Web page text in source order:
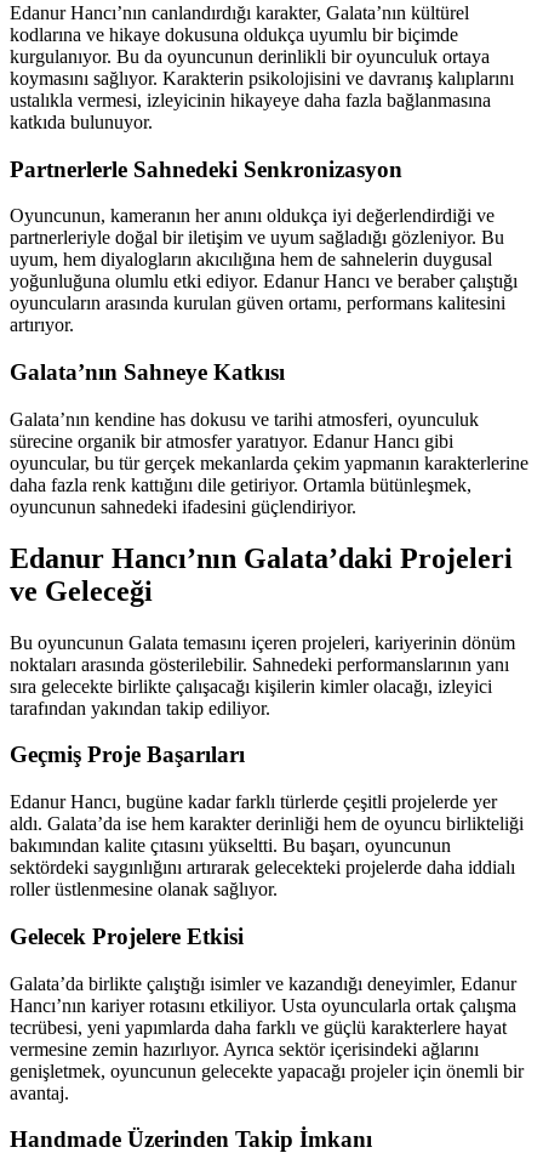
Edanur Hancı’nın canlandırdığı karakter, Galata’nın kültürel
kodlarına ve hikaye dokusuna oldukça uyumlu bir biçimde
kurgulanıyor. Bu da oyuncunun derinlikli bir oyunculuk ortaya
koymasını sağlıyor. Karakterin psikolojisini ve davranış kalıplarını
ustalıkla vermesi, izleyicinin hikayeye daha fazla bağlanmasına
katkıda bulunuyor.
Partnerlerle Sahnedeki Senkronizasyon
Oyuncunun, kameranın her anını oldukça iyi değerlendirdiği ve
partnerleriyle doğal bir iletişim ve uyum sağladığı gözleniyor. Bu
uyum, hem diyalogların akıcılığına hem de sahnelerin duygusal
yoğunluğuna olumlu etki ediyor. Edanur Hancı ve beraber çalıştığı
oyuncuların arasında kurulan güven ortamı, performans kalitesini
artırıyor.
Galata’nın Sahneye Katkısı
Galata’nın kendine has dokusu ve tarihi atmosferi, oyunculuk
sürecine organik bir atmosfer yaratıyor. Edanur Hancı gibi
oyuncular, bu tür gerçek mekanlarda çekim yapmanın karakterlerine
daha fazla renk kattığını dile getiriyor. Ortamla bütünleşmek,
oyuncunun sahnedeki ifadesini güçlendiriyor.
Edanur Hancı’nın Galata’daki Projeleri
ve Geleceği
Bu oyuncunun Galata temasını içeren projeleri, kariyerinin dönüm
noktaları arasında gösterilebilir. Sahnedeki performanslarının yanı
sıra gelecekte birlikte çalışacağı kişilerin kimler olacağı, izleyici
tarafından yakından takip ediliyor.
Geçmiş Proje Başarıları
Edanur Hancı, bugüne kadar farklı türlerde çeşitli projelerde yer
aldı. Galata’da ise hem karakter derinliği hem de oyuncu birlikteliği
bakımından kalite çıtasını yükseltti. Bu başarı, oyuncunun
sektördeki saygınlığını artırarak gelecekteki projelerde daha iddialı
roller üstlenmesine olanak sağlıyor.
Gelecek Projelere Etkisi
Galata’da birlikte çalıştığı isimler ve kazandığı deneyimler, Edanur
Hancı’nın kariyer rotasını etkiliyor. Usta oyuncularla ortak çalışma
tecrübesi, yeni yapımlarda daha farklı ve güçlü karakterlere hayat
vermesine zemin hazırlıyor. Ayrıca sektör içerisindeki ağlarını
genişletmek, oyuncunun gelecekte yapacağı projeler için önemli bir
avantaj.
Handmade Üzerinden Takip İmkanı